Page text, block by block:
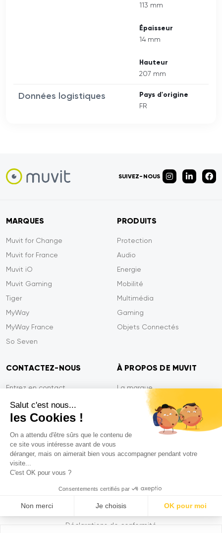
Salut c'est nous...
les Cookies !
On a attendu d'être sûrs que le contenu de
ce site vous intéresse avant de vous
déranger, mais on aimerait bien vous accompagner pendant votre
visite...
C'est OK pour vous ?
Consentements certifiés par
Non merci Je choisis OK pour moi
Plataforma de Gestión de Consentimiento: Personaliza tus
113 mm
Épaisseur
14 mm
Hauteur
207 mm
Données logistiques Pays d'origine
FR
SUIVEZ-NOUS
MARQUES
Muvit for Change
Muvit for France
Muvit iO
Muvit Gaming
Tiger
MyWay
MyWay France
So Seven
PRODUITS
Protection
Audio
Energie
Mobilité
Multimédia
Gaming
Objets Connectés
CONTACTEZ-NOUS
Entrez en contact
Paiement sécurisé
Efficacité du service
Garantie Tiger
FAQ
À PROPOS DE MUVIT
La marque
Confidentialité
Contactez-nous
Mentions légales
Déclarations de conformité